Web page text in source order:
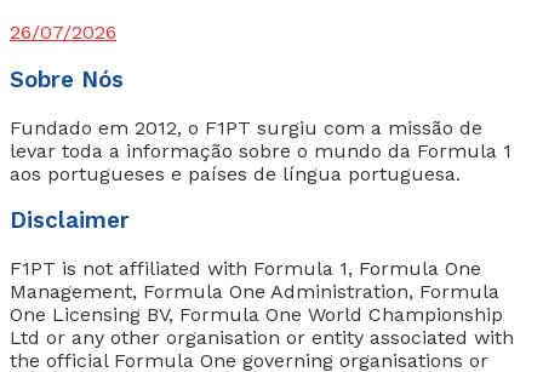
26/07/2026
Sobre Nós
Fundado em 2012, o F1PT surgiu com a missão de
levar toda a informação sobre o mundo da Formula 1
aos portugueses e países de língua portuguesa.
Disclaimer
F1PT is not affiliated with Formula 1, Formula One
Management, Formula One Administration, Formula
One Licensing BV, Formula One World Championship
Ltd or any other organisation or entity associated with
the official Formula One governing organisations or